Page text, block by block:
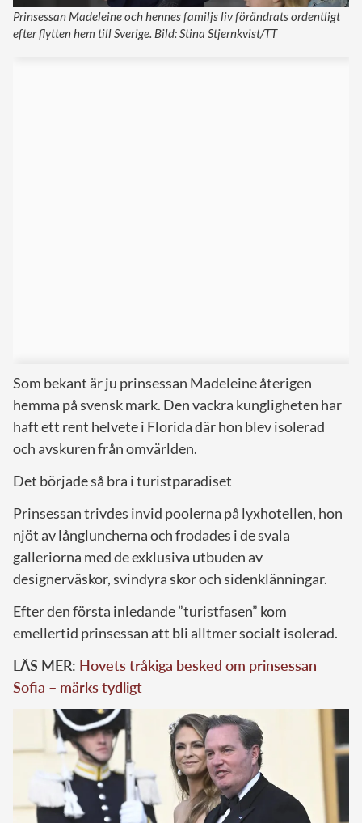
Prinsessan Madeleine och hennes familjs liv förändrats ordentligt
efter flytten hem till Sverige. Bild: Stina Stjernkvist/TT
Som bekant är ju prinsessan Madeleine återigen
hemma på svensk mark. Den vackra kungligheten har
haft ett rent helvete i Florida där hon blev isolerad
och avskuren från omvärlden.
Det började så bra i turistparadiset
Prinsessan trivdes invid poolerna på lyxhotellen, hon
njöt av långluncherna och frodades i de svala
galleriorna med de exklusiva utbuden av
designerväskor, svindyra skor och sidenklänningar.
Efter den första inledande ”turistfasen” kom
emellertid prinsessan att bli alltmer socialt isolerad.
LÄS MER: Hovets tråkiga besked om prinsessan
Sofia – märks tydligt